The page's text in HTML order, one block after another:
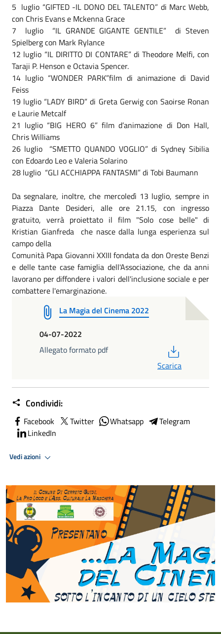
5 luglio “GIFTED -IL DONO DEL TALENTO” di Marc Webb,
con Chris Evans e Mckenna Grace
7 luglio “IL GRANDE GIGANTE GENTILE” di Steven
Spielberg con Mark Rylance
12 luglio “IL DIRITTO DI CONTARE” di Theodore Melfi, con
Taraji P. Henson e Octavia Spencer.
14 luglio “WONDER PARK”film di animazione di David
Feiss
19 luglio “LADY BIRD” di Greta Gerwig con Saoirse Ronan
e Laurie Metcalf
21 luglio “BIG HERO 6” film d’animazione di Don Hall,
Chris Williams
26 luglio “SMETTO QUANDO VOGLIO” di Sydney Sibilia
con Edoardo Leo e Valeria Solarino
28 luglio “GLI ACCHIAPPA FANTASMI” di Tobi Baumann
Da segnalare, inoltre, che mercoledì 13 luglio, sempre in
Piazza Dante Desideri, alle ore 21.15, con ingresso
gratuito, verrà proiettato il film "Solo cose belle" di
Kristian Gianfreda che nasce dalla lunga esperienza sul
campo della
Comunità Papa Giovanni XXIII fondata da don Oreste Benzi
e delle tante case famiglia dell'Associazione, che da anni
lavorano per diffondere i valori dell'inclusione sociale e per
combattere l'emarginazione.
La Magia del Cinema 2022
04-07-2022
Allegato formato pdf
Scarica
Condividi:
Facebook Twitter Whatsapp
Telegram
LinkedIn
Vedi azioni